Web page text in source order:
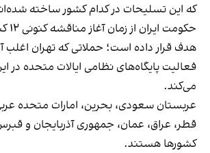
که این تسلیحات در کدام کشور ساخته
حکومت ایران از زمان آغاز مناقشه کنونی ۱۲ کشور منطقه
هدف قرار داده است؛ حملاتی که تهران اغلب
فعالیت پایگاه‌های نظامی ایالات متحده در
می‌کند.
عربستان سعودی، بحرین، امارات متحده
قطر، عراق، عمان، جمهوری آذربایجان و
کشورها هستند.